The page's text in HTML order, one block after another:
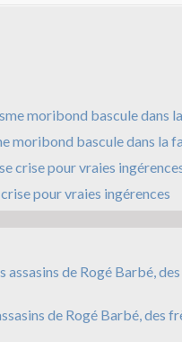
moribond bascule dans la
pour vraies ingérences
de Rogé Barbé, des